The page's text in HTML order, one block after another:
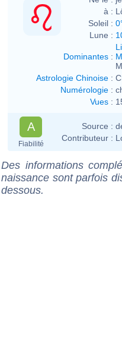
à :
Soleil :
Lune :
Dominantes :
Astrologie Chinoise :
Numérologie :
Vues :
A
Fiabilité
Source :
Contributeur :
Des informations
naissance sont parfois
dessous.